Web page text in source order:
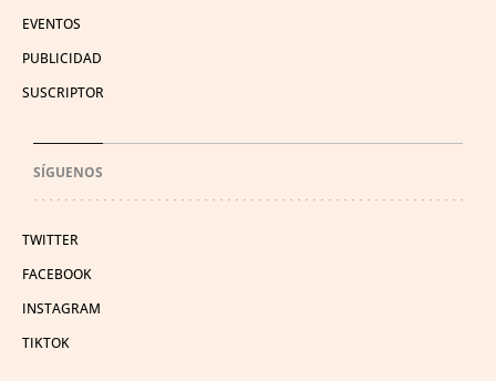
EVENTOS
PUBLICIDAD
SUSCRIPTOR
SÍGUENOS
TWITTER
FACEBOOK
INSTAGRAM
TIKTOK